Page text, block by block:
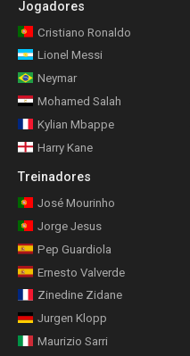
Jogadores
Cristiano Ronaldo
Lionel Messi
Neymar
Mohamed Salah
Kylian Mbappe
Harry Kane
Treinadores
José Mourinho
Jorge Jesus
Pep Guardiola
Ernesto Valverde
Zinedine Zidane
Jurgen Klopp
Maurizio Sarri